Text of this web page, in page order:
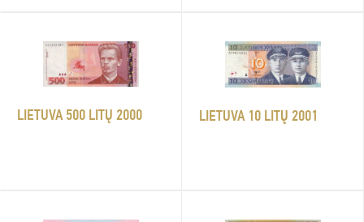
LIETUVA 500 LITŲ 2000 LIETUVA 10 LITŲ 2001